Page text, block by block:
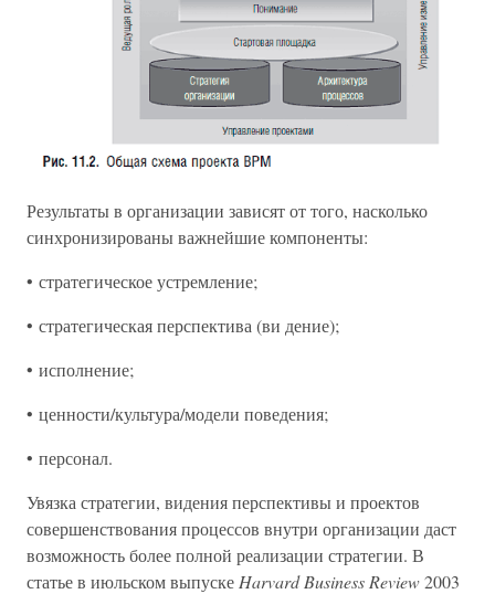
Результаты в организации зависят от того, насколько
синхронизированы важнейшие компоненты:
• стратегическое устремление;
• стратегическая перспектива (ви дение);
• исполнение;
• ценности/культура/модели поведения;
• персонал.
Увязка стратегии, видения перспективы и проектов
совершенствования процессов внутри организации даст
возможность более полной реализации стратегии. В
статье в июльском выпуске Harvard Business Review2003